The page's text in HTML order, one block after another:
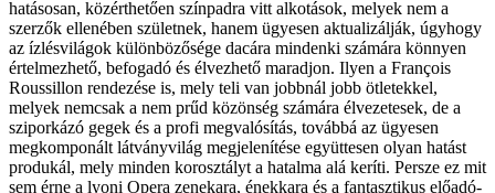
hatásosan, közérthetően színpadra vitt alkotások, melyek nem a
szerzők ellenében születnek, hanem ügyesen aktualizálják, úgyhogy
az ízlésvilágok különbözősége dacára mindenki számára könnyen
értelmezhető, befogadó és élvezhető maradjon. Ilyen a François
Roussillon rendezése is, mely teli van jobbnál jobb ötletekkel,
melyek nemcsak a nem prűd közönség számára élvezetesek, de a
sziporkázó gegek és a profi megvalósítás, továbbá az ügyesen
megkomponált látványvilág megjelenítése együttesen olyan hatást
produkál, mely minden korosztályt a hatalma alá keríti. Persze ez mit
sem érne a lyoni Opera zenekara, énekkara és a fantasztikus előadó-